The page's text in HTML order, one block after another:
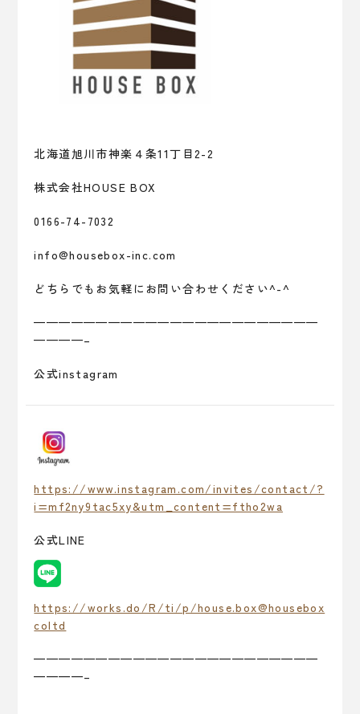
北海道旭川市神楽４条11丁目2-2
株式会社HOUSE BOX
0166-74-7032
info@housebox-inc.com
どちらでもお気軽にお問い合わせください^-^
———————————————————————
————–
公式instagram
https://www.instagram.com/invites/contact/?
i=mf2ny9tac5xy&utm_content=ftho2wa
公式LINE
https://works.do/R/ti/p/house.box@housebox
coltd
———————————————————————
————–